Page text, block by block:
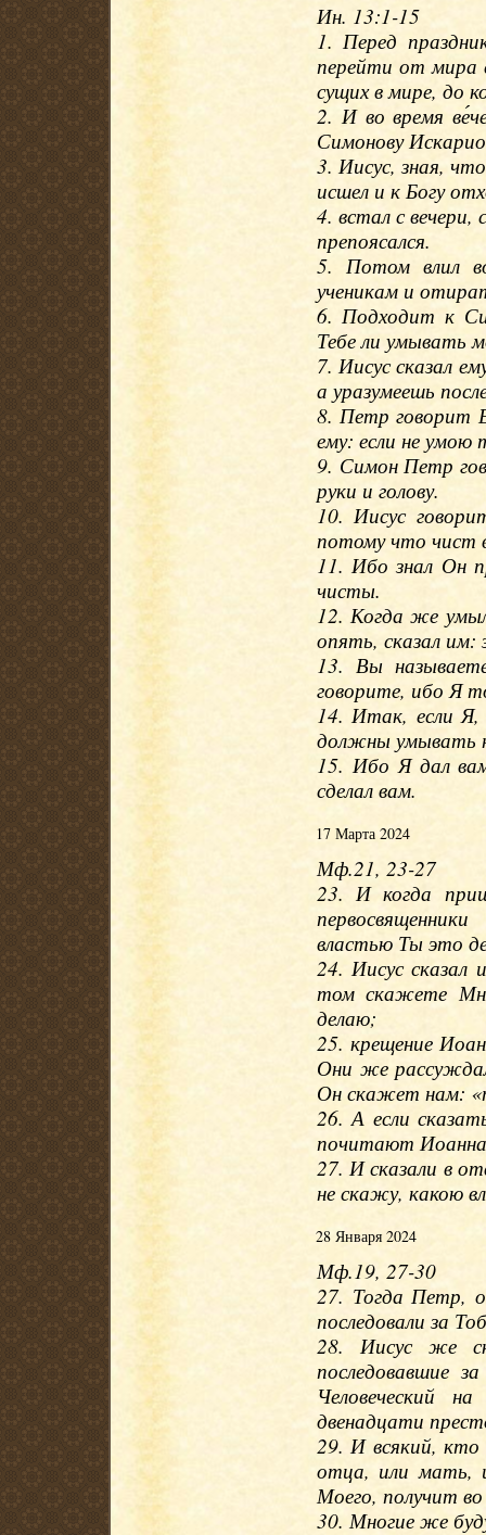
Ин. 13:1-15
1. Перед
перейти от мира
сущих в мире, до
2. И во время
Симонову
3. Иисус, зная,
исшел и к Богу
4. встал с вечери,
препоясался.
5. Потом влил
ученикам и
6. Подходит к
Тебе ли умывать
7. Иисус сказал
а уразумеешь
8. Петр говорит
ему: если не
9. Симон Петр
руки и голову.
10. Иисус
потому что чист
11. Ибо знал Он
чисты.
12. Когда же
опять, сказал им:
13. Вы
говорите, ибо Я
14. Итак, если
должны умывать
15. Ибо Я дал
сделал вам.
17 Марта 2024
Мф.21, 23-27
23. И когда
властью Ты это
24. Иисус
том скажете
делаю;
25. крещение
Они же
Он скажет нам:
26. А если
почитают
27. И сказали в
не скажу, какою
28 Января 2024
Мф.19, 27-30
27. Тогда Петр,
последовали за
28. Иисус же
последовавшие
Человеческий
двенадцати
29. И всякий,
отца, или мать,
Моего, получит
30. Многие же